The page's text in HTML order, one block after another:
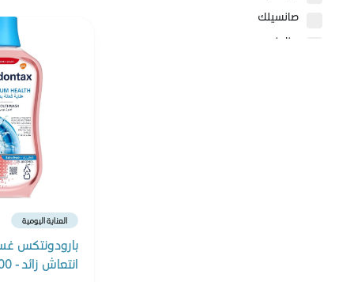
صانسيلك
بيزلين
العناية اليومية
بارودونتكس
انتعاش زائد - 500 مل